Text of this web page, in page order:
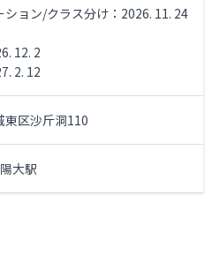
ション/クラス分け：2026. 11. 24
12. 2
2. 12
東区沙斤洞110
大駅